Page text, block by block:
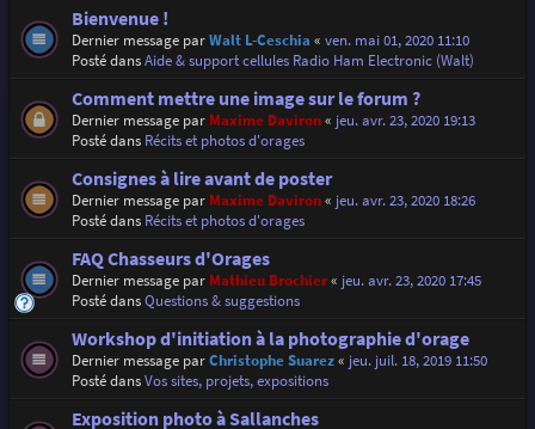
Bienvenue !
Dernier message parWalt L-Ceschia « ven. mai 01, 2020 11:10
Posté dansAide & support cellules Radio Ham Electronic (Walt)
Comment mettre une image sur le forum ?
Dernier message par Maxime Daviron« jeu. avr. 23, 2020 19:13
Posté dans Récits et photos d'orages
Consignes à lire avant de poster
Dernier message par Maxime Daviron« jeu. avr. 23, 2020 18:26
Posté dans Récits et photos d'orages
FAQ Chasseurs d'Orages
Dernier message par Mathieu Brochier« jeu. avr. 23, 2020 17:45
Posté dansQuestions & suggestions
Workshop d'initiation à la photographie d'orage
Dernier message parChristophe Suarez« jeu. juil. 18, 2019 11:50
Posté dansVos sites, projets, expositions
Exposition photo à Sallanches